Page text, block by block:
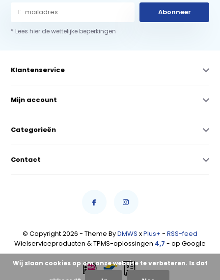
Abonneer
* Lees hier de wettelijke beperkingen
Klantenservice
Mijn account
Categorieën
Contact
© Copyright 2026 - Theme ByDMWS xPlus+ - RSS-feed
Wielserviceproducten & TPMS-oplossingen 4,7 - op Google
Wij slaan cookies op om onze website te verbeteren. Is dat